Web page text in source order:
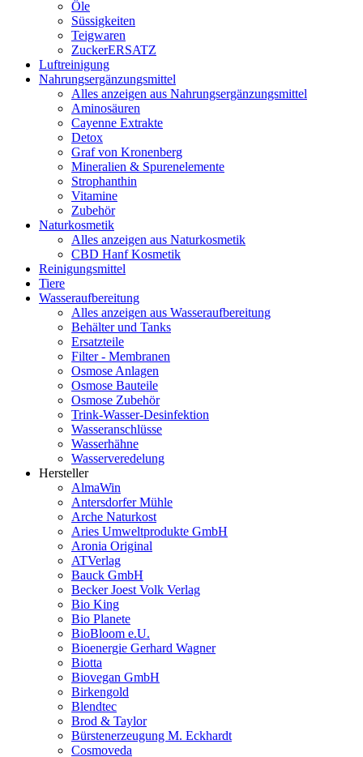
Öle
Süssigkeiten
Teigwaren
ZuckerERSATZ
Luftreinigung
Nahrungsergänzungsmittel
Alles anzeigen aus Nahrungsergänzungsmittel
Aminosäuren
Cayenne Extrakte
Detox
Graf von Kronenberg
Mineralien & Spurenelemente
Strophanthin
Vitamine
Zubehör
Naturkosmetik
Alles anzeigen aus Naturkosmetik
CBD Hanf Kosmetik
Reinigungsmittel
Tiere
Wasseraufbereitung
Alles anzeigen aus Wasseraufbereitung
Behälter und Tanks
Ersatzteile
Filter - Membranen
Osmose Anlagen
Osmose Bauteile
Osmose Zubehör
Trink-Wasser-Desinfektion
Wasseranschlüsse
Wasserhähne
Wasserveredelung
Hersteller
AlmaWin
Antersdorfer Mühle
Arche Naturkost
Aries Umweltprodukte GmbH
Aronia Original
ATVerlag
Bauck GmbH
Becker Joest Volk Verlag
Bio King
Bio Planete
BioBloom e.U.
Bioenergie Gerhard Wagner
Biotta
Biovegan GmbH
Birkengold
Blendtec
Brod & Taylor
Bürstenerzeugung M. Eckhardt
Cosmoveda